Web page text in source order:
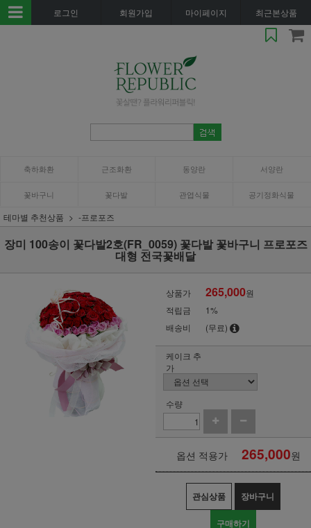
로그인 회원가입 마이페이지 최근본상품
축하화환 근조화환 동양란 서양란
꽃바구니 꽃다발 관엽식물 공기정화식물
테마별 추천상품 -프로포즈
장미 100송이 꽃다발2호(FR_0059) 꽃다발 꽃바구니 프로포즈
대형 전국꽃배달
상품가 265,000원
적립금
1%
배송비
(무료)
케이크 추
가
수량
옵션 적용가 265,000원
관심상품 장바구니
구매하기